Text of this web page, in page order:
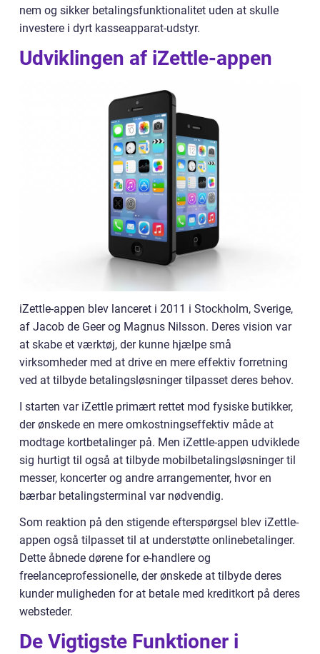
nem og sikker betalingsfunktionalitet uden at skulle
investere i dyrt kasseapparat-udstyr.
Udviklingen af iZettle-appen
iZettle-appen blev lanceret i 2011 i Stockholm, Sverige,
af Jacob de Geer og Magnus Nilsson. Deres vision var
at skabe et værktøj, der kunne hjælpe små
virksomheder med at drive en mere effektiv forretning
ved at tilbyde betalingsløsninger tilpasset deres behov.
I starten var iZettle primært rettet mod fysiske butikker,
der ønskede en mere omkostningseffektiv måde at
modtage kortbetalinger på. Men iZettle-appen udviklede
sig hurtigt til også at tilbyde mobilbetalingsløsninger til
messer, koncerter og andre arrangementer, hvor en
bærbar betalingsterminal var nødvendig.
Som reaktion på den stigende efterspørgsel blev iZettle-
appen også tilpasset til at understøtte onlinebetalinger.
Dette åbnede dørene for e-handlere og
freelanceprofessionelle, der ønskede at tilbyde deres
kunder muligheden for at betale med kreditkort på deres
websteder.
De Vigtigste Funktioner i